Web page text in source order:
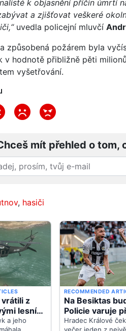
k objasnění příčin úmrtí
a zjišťovat veškeré
uvedla policejní mluvčí
způsobená požárem byla
v hodnotě přibližně pěti
vyšetřování.
mít přehled o tom,
, hasiči